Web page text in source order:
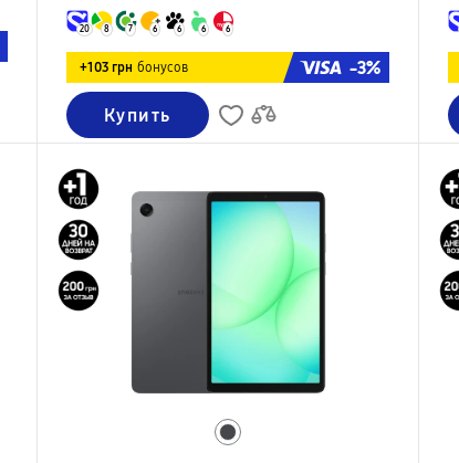
20 8 7 6 6 6 6
+103 грн бонусов -3%
Купить